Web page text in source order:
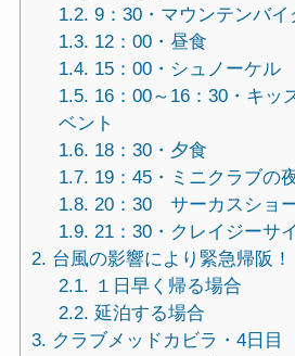
1.2. 9：30・マウンテンバイ
1.3. 12：00・昼食
1.4. 15：00・シュノーケル
1.5. 16：00～16：30・キッ
ベント
1.6. 18：30・夕食
1.7. 19：45・ミニクラブの
1.8. 20：30 サーカスショ
1.9. 21：30・クレイジーサ
2. 台風の影響により緊急帰阪！
2.1. １日早く帰る場合
2.2. 延泊する場合
3. クラブメッドカビラ・4日目